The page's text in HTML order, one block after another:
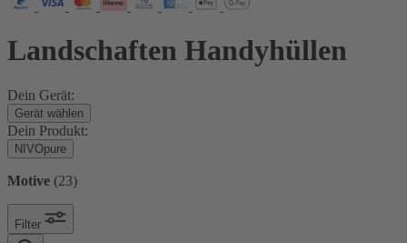
Landschaften Handyhüllen
Dein Gerät:
Gerät wählen
Dein Produkt:
NIVOpure
Motive (23)
Filter